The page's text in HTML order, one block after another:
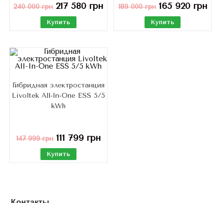
240 000грн 217 580 грн
Купить
189 000грн 165 920грн
Купить
Гибридная электростанция
Livoltek All-In-One ESS 5/5
kWh
147 999грн 111 799грн
Купить